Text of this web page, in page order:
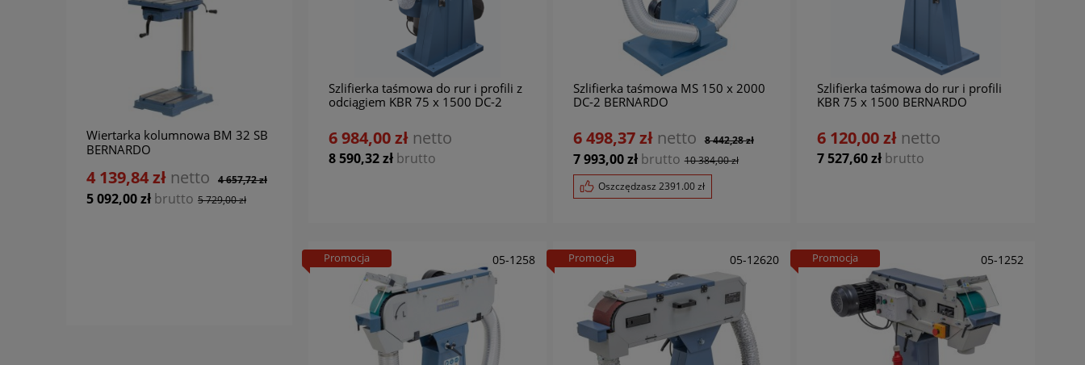
Wiertarka kolumnowa BM 32 SB
BERNARDO
5 092,00 zł brutto 5 729,00 zł
4 139,84 zł netto 4 657,72 zł
Wiertarka stołowa DMT 16
BERNARDO
Wiertarka kolumnowa GHD 28
SV DIG BERNARDO
14 220,33 złnetto
15 745,53 zł
Wiertarka kolumnowa GB 28 S
VARIO BERNARDO
Szlifierka taśmowa do rur i profili z
odciągiem KBR 75 x 1500 DC-2
8 590,32 zł brutto
6 984,00 zł netto
Szlifierka taśmowa MS 150 x 2000
DC-2 BERNARDO
7 993,00 zł brutto 10 384,00 zł
Oszczędzasz 2391.00zł
6 498,37 zł netto 8 442,28 zł
Szlifierka taśmowa do rur i profili
KBR 75 x 1500 BERNARDO
7 527,60 zł brutto
6 120,00 zł netto
05-1258
Promocja 05-12620
Promocja 05-1252
Promocja